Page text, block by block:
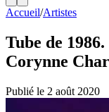
Accueil/Artistes
Tube de
Corynne
Publié le 2 août 2020